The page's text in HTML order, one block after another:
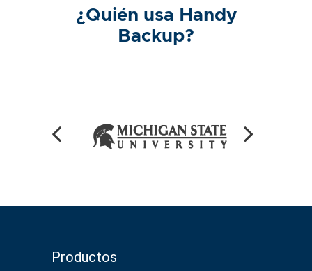
¿Quién usa Handy
Backup?
Productos